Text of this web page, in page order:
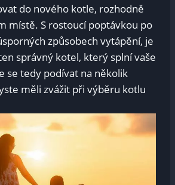
do nového kotle, rozhodně
místě. S rostoucí poptávkou po
způsobech vytápění, je
správný kotel, který splní vaše
se tedy podívat na několik
měli zvážit při výběru kotlu